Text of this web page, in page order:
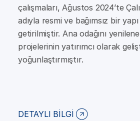
çalışmaları, Ağustos 2024’te
adıyla resmi ve bağımsız bir
getirilmiştir. Ana odağını
projelerinin yatırımcı olarak
yoğunlaştırmıştır.
DETAYLI BİLGİ